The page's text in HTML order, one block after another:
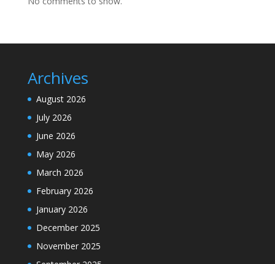
Archives
August 2026
July 2026
June 2026
May 2026
March 2026
February 2026
January 2026
December 2025
November 2025